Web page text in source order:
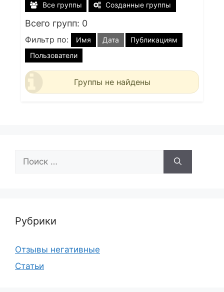
Все группы Созданные группы
Всего групп: 0
Фильтр по: Имя Дата
Публикациям
Пользователи
Группы не найдены
Рубрики
Отзывы негативные
Статьи